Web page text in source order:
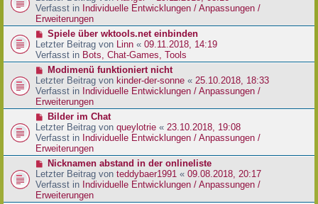
r
a
g
B
e
i
r
a
g
u
e
r
B
e
i
r
a
g
Verfasst in Individuelle Entwicklungen / Anpassungen /
Erweiterungen
N
e
u
e
r
B
e
i
r
a
g
Spiele über wktools.net einbinden
Letzter Beitrag von Linn « 09.11.2018, 14:19
Verfasst in Bots, Chat-Games, Tools
N
e
u
e
r
B
e
i
t
a
g
Modimenü funktioniert nicht
Letzter Beitrag von kinder-der-sonne « 25.10.2018, 18:33
Verfasst in Individuelle Entwicklungen / Anpassungen /
Erweiterungen
N
e
u
e
r
B
e
i
t
Bilder im Chat
Letzter Beitrag von queylotrie « 23.10.2018, 19:08
Verfasst in Individuelle Entwicklungen / Anpassungen /
Erweiterungen
N
e
u
e
Nicknamen abstand in der onlineliste
Letzter Beitrag von teddybaer1991 « 09.08.2018, 20:17
Verfasst in Individuelle Entwicklungen / Anpassungen /
Erweiterungen